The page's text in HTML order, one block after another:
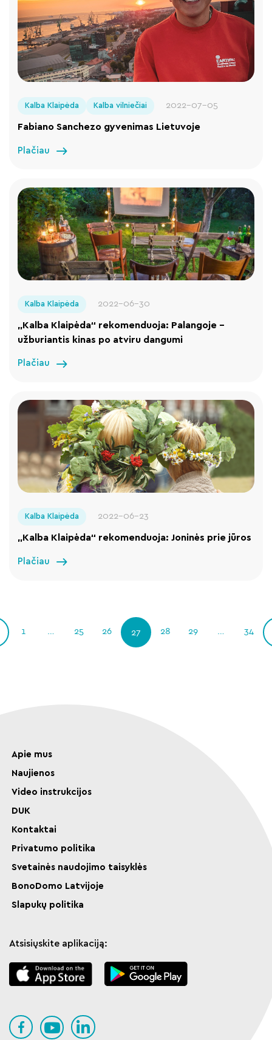
Kalba Klaipėda Kalba vilniečiai 2022-07-05
Fabiano Sanchezo gyvenimas Lietuvoje
Plačiau
Kalba Klaipėda 2022-06-30
„Kalba Klaipėda“ rekomenduoja: Palangoje –
užburiantis kinas po atviru dangumi
Plačiau
Kalba Klaipėda 2022-06-23
„Kalba Klaipėda“ rekomenduoja: Joninės prie jūros
Plačiau
1 25 26 27 28 29 34
Apie mus
Naujienos
Video instrukcijos
DUK
Kontaktai
Privatumo politika
Svetainės naudojimo taisyklės
BonoDomo Latvijoje
Slapukų politika
Atsisiųskite aplikaciją: